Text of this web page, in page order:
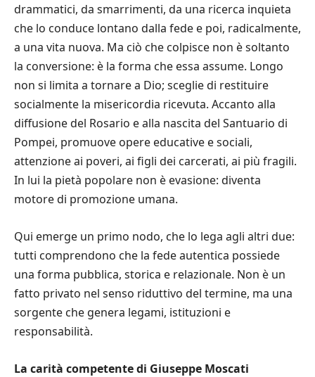
drammatici, da smarrimenti, da una ricerca inquieta
che lo conduce lontano dalla fede e poi, radicalmente,
a una vita nuova. Ma ciò che colpisce non è soltanto
la conversione: è la forma che essa assume. Longo
non si limita a tornare a Dio; sceglie di restituire
socialmente la misericordia ricevuta. Accanto alla
diffusione del Rosario e alla nascita del Santuario di
Pompei, promuove opere educative e sociali,
attenzione ai poveri, ai figli dei carcerati, ai più fragili.
In lui la pietà popolare non è evasione: diventa
motore di promozione umana.
Qui emerge un primo nodo, che lo lega agli altri due:
tutti comprendono che la fede autentica possiede
una forma pubblica, storica e relazionale. Non è un
fatto privato nel senso riduttivo del termine, ma una
sorgente che genera legami, istituzioni e
responsabilità.
La carità competente di Giuseppe Moscati